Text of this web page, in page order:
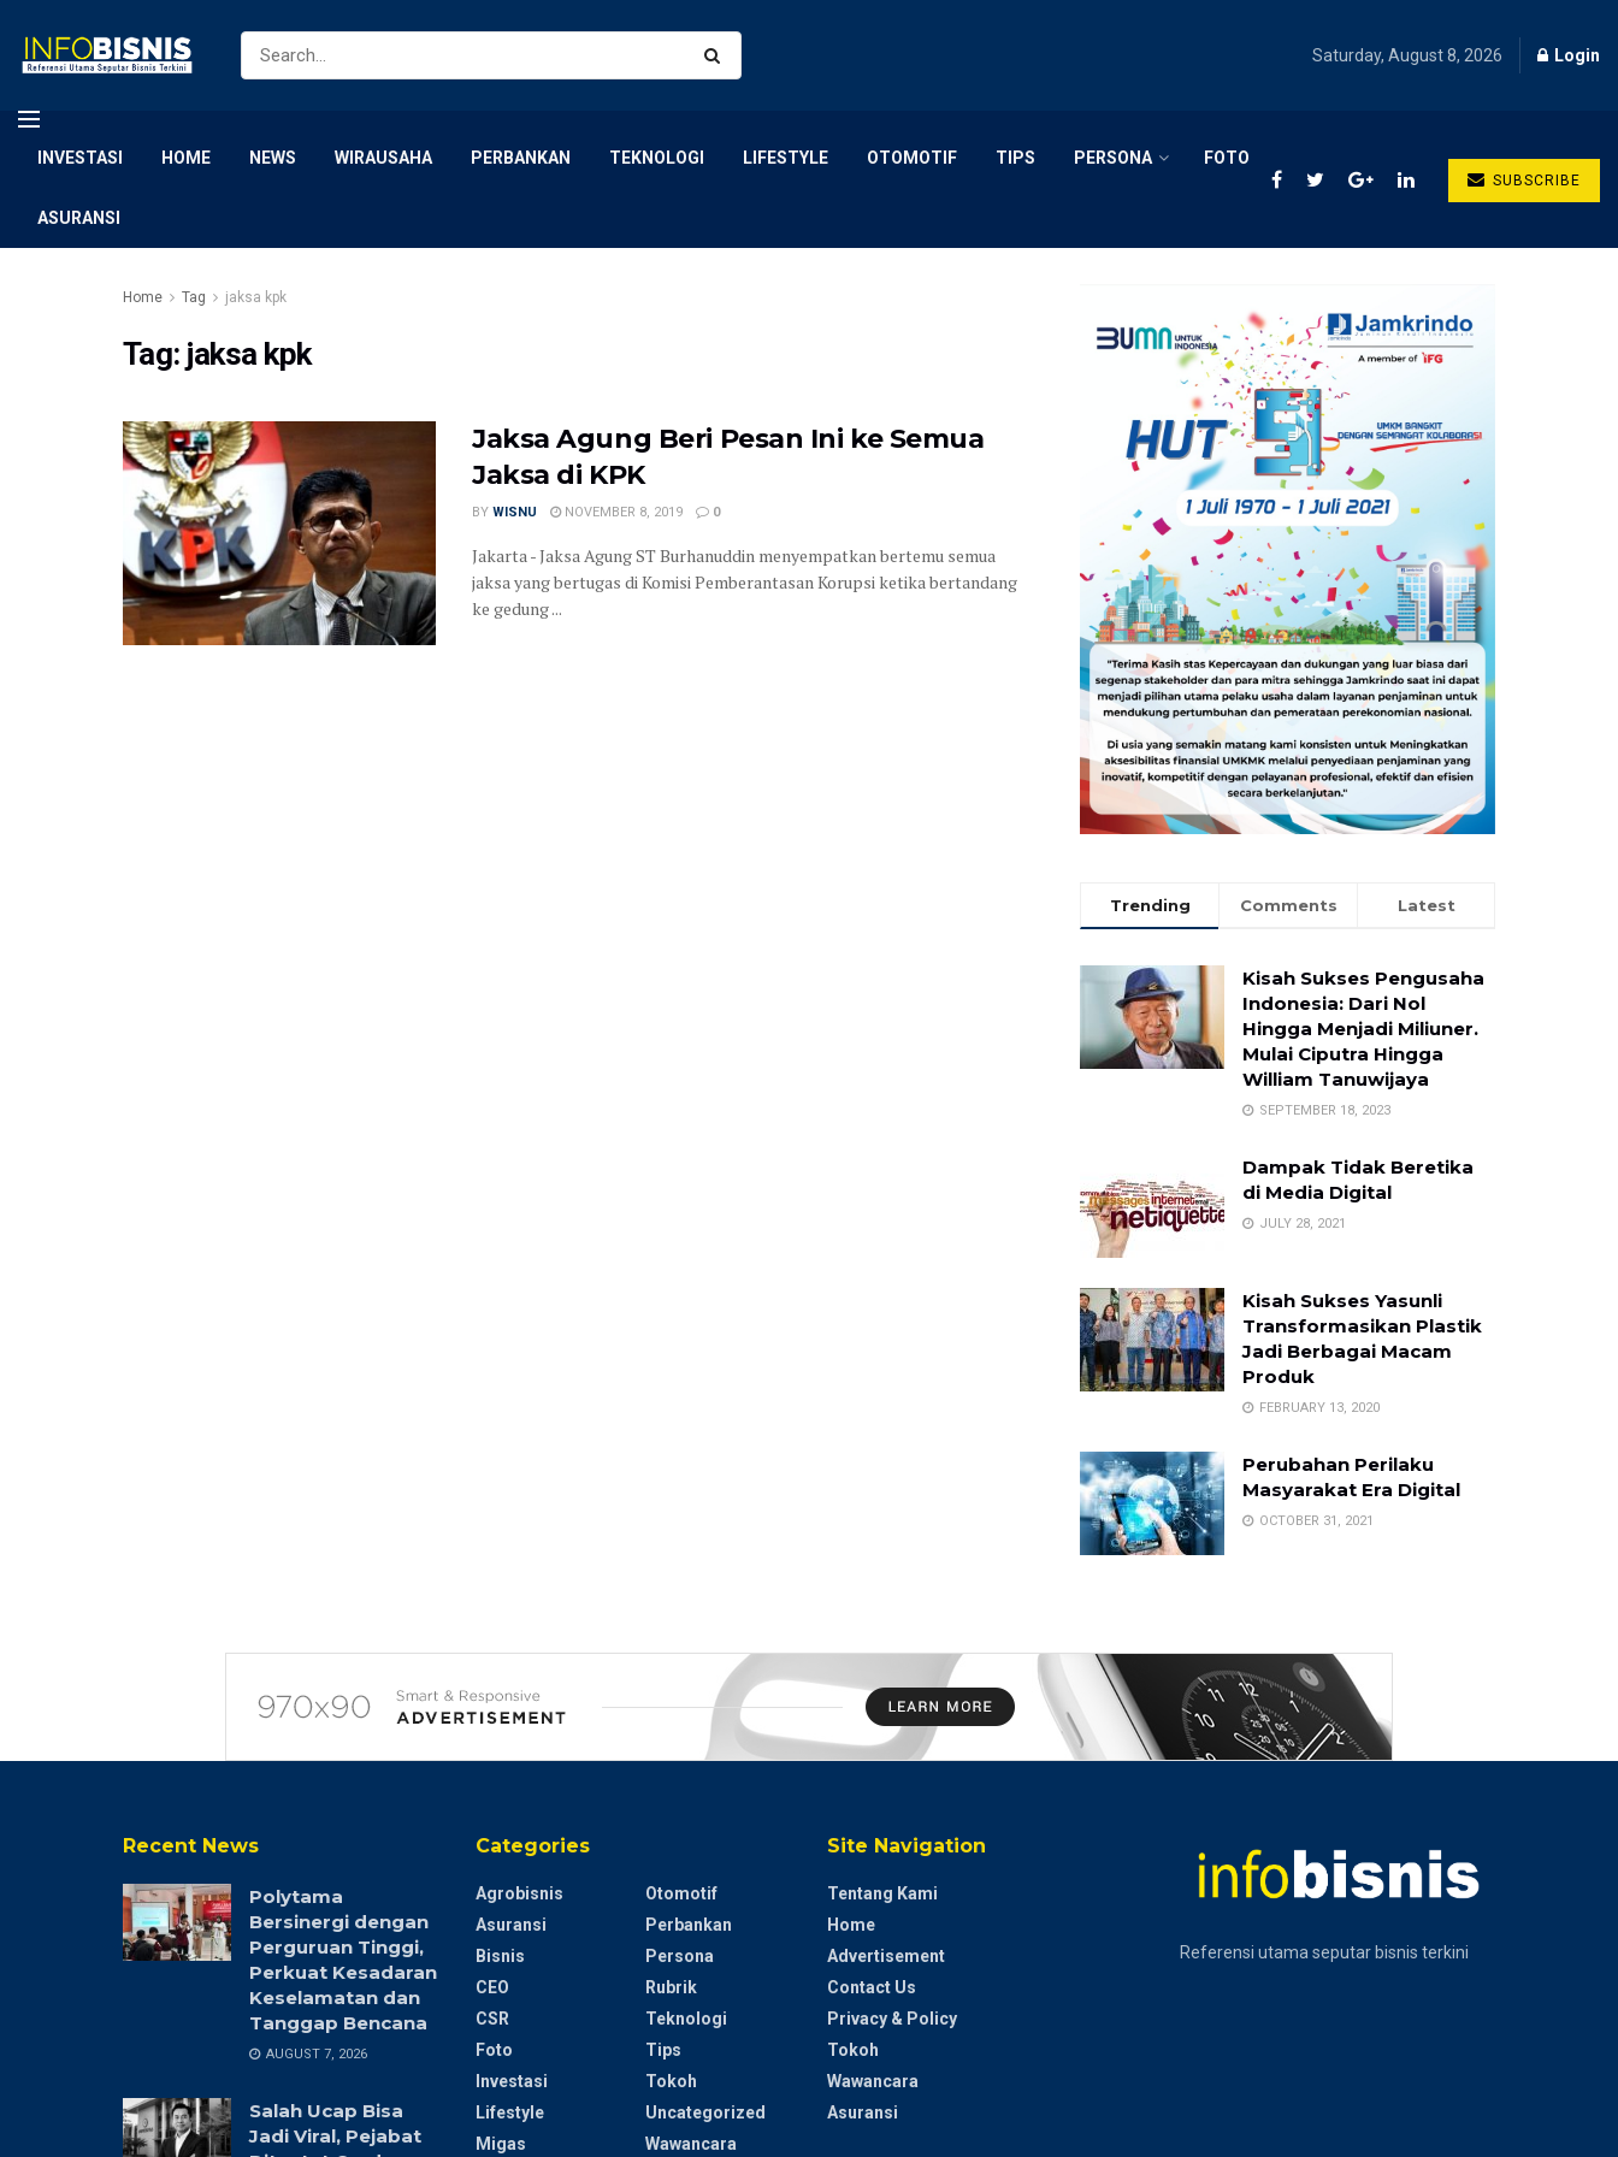
Saturday, August 8, 2026 Login
INVESTASI HOME NEWS WIRAUSAHA PERBANKAN TEKNOLOGI LIFESTYLE OTOMOTIF TIPS PERSONA FOTO
ASURANSI
SUBSCRIBE
Home Tag jaksa kpk
Tag: jaksa kpk
Jaksa Agung Beri Pesan Ini ke Semua
Jaksa di KPK
BY WISNU NOVEMBER 8, 2019 0
Jakarta - Jaksa Agung ST Burhanuddin menyempatkan bertemu semua
jaksa yang bertugas di Komisi Pemberantasan Korupsi ketika bertandang
ke gedung ...
Trending Comments Latest
Kisah Sukses Pengusaha
Indonesia: Dari Nol
Hingga Menjadi Miliuner.
Mulai Ciputra Hingga
William Tanuwijaya
SEPTEMBER 18, 2023
Dampak Tidak Beretika
di Media Digital
JULY 28, 2021
Kisah Sukses Yasunli
Transformasikan Plastik
Jadi Berbagai Macam
Produk
FEBRUARY 13, 2020
Perubahan Perilaku
Masyarakat Era Digital
OCTOBER 31, 2021
Recent News
Polytama
Bersinergi dengan
Perguruan Tinggi,
Perkuat Kesadaran
Keselamatan dan
Tanggap Bencana
AUGUST 7, 2026
Salah Ucap Bisa
Jadi Viral, Pejabat
Categories
Agrobisnis
Asuransi
Bisnis
CEO
CSR
Foto
Investasi
Lifestyle
Migas
Otomotif
Perbankan
Persona
Rubrik
Teknologi
Tips
Tokoh
Uncategorized
Wawancara
Site Navigation
Tentang Kami
Home
Advertisement
Contact Us
Privacy & Policy
Tokoh
Wawancara
Asuransi
Referensi utama seputar bisnis terkini